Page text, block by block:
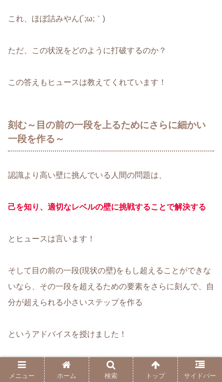
これ、ほぼ詰みやん(´;ω;｀)
ただ、この状況をどのように打破するのか？
この答えもヒュースは教えてくれています！
刻む～目の前の一段を上るためにさらに細かい
一段を作る～
認識より高い壁に挑んでいる人間の問題は、
己を知り、適切なレベルの壁に挑戦することで解決する
とヒュースは言います！
そして目の前の一段(現状の壁)をもし超えることができな
いなら、その一段を超えるための要素をさらに刻んで、自
分が超えられる小さいステップを作る
というアドバイスを授けました！
ちなみに、この行動を「努力」と呼ぶ、だそうです！
メニュー ホーム 検索 トップ サイドバー